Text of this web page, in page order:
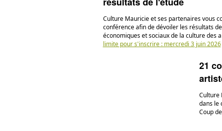
Culture Mauricie et ses partenaires vous
conférence afin de dévoiler les résultats de
économiques et sociaux de la culture des
limite pour s'inscrire : mercredi 3 juin 2026
21
Culture
dans le
Coup